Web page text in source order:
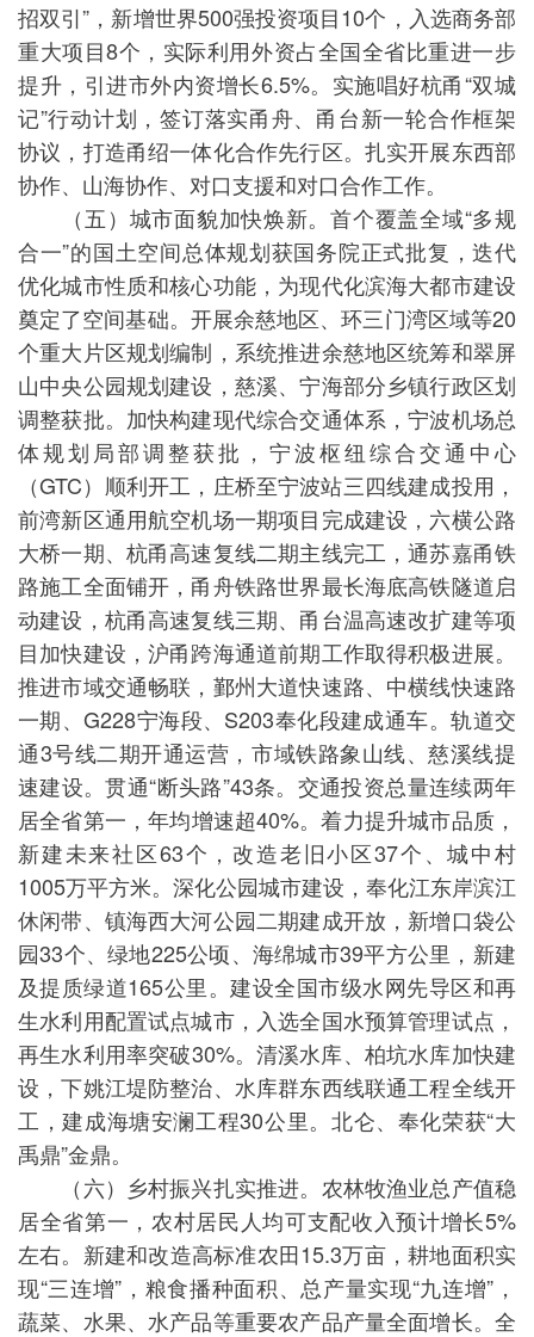
招双引”，新增世界500强投资项目10个，入选商务部
重大项目8个，实际利用外资占全国全省比重进一步
提升，引进市外内资增长6.5%。实施唱好杭甬“双城
记”行动计划，签订落实甬舟、甬台新一轮合作框架
协议，打造甬绍一体化合作先行区。扎实开展东西部
协作、山海协作、对口支援和对口合作工作。
（五）城市面貌加快焕新。首个覆盖全域“多规
合一”的国土空间总体规划获国务院正式批复，迭代
优化城市性质和核心功能，为现代化滨海大都市建设
奠定了空间基础。开展余慈地区、环三门湾区域等20
个重大片区规划编制，系统推进余慈地区统筹和翠屏
山中央公园规划建设，慈溪、宁海部分乡镇行政区划
调整获批。加快构建现代综合交通体系，宁波机场总
体规划局部调整获批，宁波枢纽综合交通中心
（GTC）顺利开工，庄桥至宁波站三四线建成投用，
前湾新区通用航空机场一期项目完成建设，六横公路
大桥一期、杭甬高速复线二期主线完工，通苏嘉甬铁
路施工全面铺开，甬舟铁路世界最长海底高铁隧道启
动建设，杭甬高速复线三期、甬台温高速改扩建等项
目加快建设，沪甬跨海通道前期工作取得积极进展。
推进市域交通畅联，鄞州大道快速路、中横线快速路
一期、G228宁海段、S203奉化段建成通车。轨道交
通3号线二期开通运营，市域铁路象山线、慈溪线提
速建设。贯通“断头路”43条。交通投资总量连续两年
居全省第一，年均增速超40%。着力提升城市品质，
新建未来社区63个，改造老旧小区37个、城中村
1005万平方米。深化公园城市建设，奉化江东岸滨江
休闲带、镇海西大河公园二期建成开放，新增口袋公
园33个、绿地225公顷、海绵城市39平方公里，新建
及提质绿道165公里。建设全国市级水网先导区和再
生水利用配置试点城市，入选全国水预算管理试点，
再生水利用率突破30%。清溪水库、柏坑水库加快建
设，下姚江堤防整治、水库群东西线联通工程全线开
工，建成海塘安澜工程30公里。北仑、奉化荣获“大
禹鼎”金鼎。
（六）乡村振兴扎实推进。农林牧渔业总产值稳
居全省第一，农村居民人均可支配收入预计增长5%
左右。新建和改造高标准农田15.3万亩，耕地面积实
现“三连增”，粮食播种面积、总产量实现“九连增”，
蔬菜、水果、水产品等重要农产品产量全面增长。全